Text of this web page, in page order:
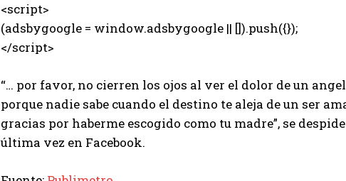
<script>
(adsbygoogle = window.adsbygoogle || []).push({});
</script>
“… por favor, no cierren los ojos al ver el dolor de un
porque nadie sabe cuando el destino te aleja de un ser
gracias por haberme escogido como tu madre”, se
última vez en Facebook.